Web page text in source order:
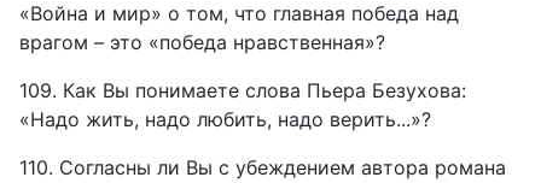
«Война и мир» о том, что главная победа над
врагом – это «победа нравственная»?
109. Как Вы понимаете слова Пьера Безухова:
«Надо жить, надо любить, надо верить...»?
110. Согласны ли Вы с убеждением автора романа